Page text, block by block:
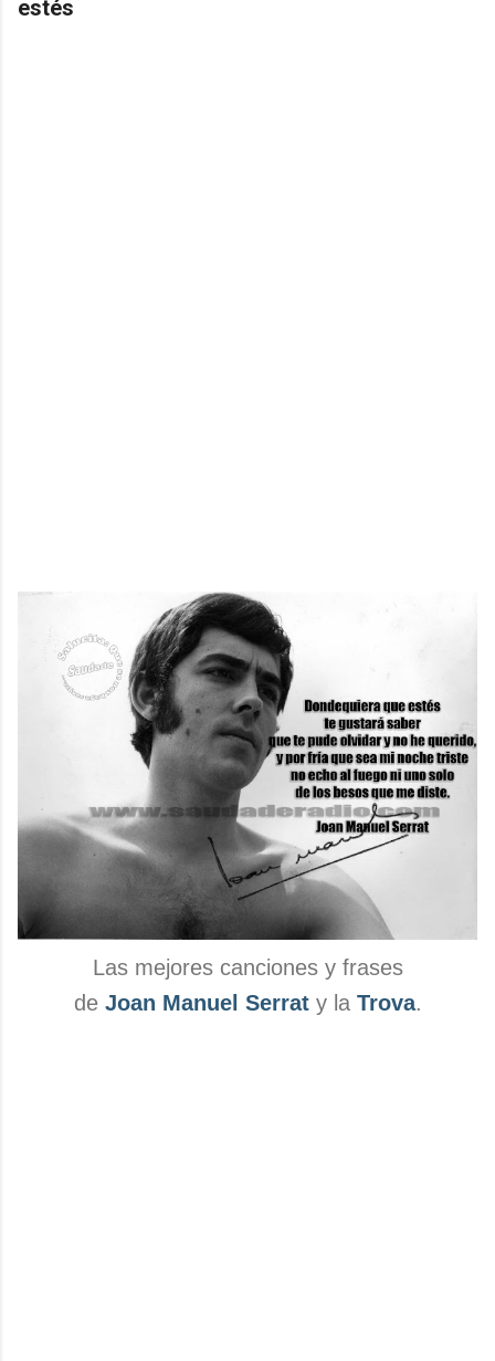
estés
Las mejores canciones y frases
de Joan Manuel Serraty la Trova.